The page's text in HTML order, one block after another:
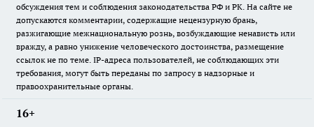
обсуждения тем и соблюдения законодательства РФ и РК. На сайте не
допускаются комментарии, содержащие нецензурную брань,
разжигающие межнациональную рознь, возбуждающие ненависть или
вражду, а равно унижение человеческого достоинства, размещение
ссылок не по теме. IP-адреса пользователей, не соблюдающих эти
требования, могут быть переданы по запросу в надзорные и
правоохранительные органы.
16+